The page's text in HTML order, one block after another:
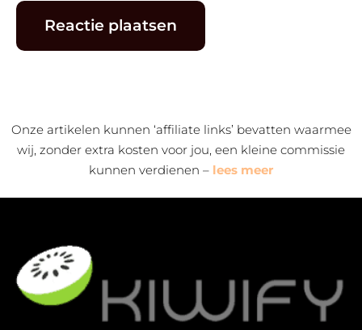
Onze artikelen kunnen ‘affiliate links’ bevatten waarmee
wij, zonder extra kosten voor jou, een kleine commissie
kunnen verdienen – lees meer